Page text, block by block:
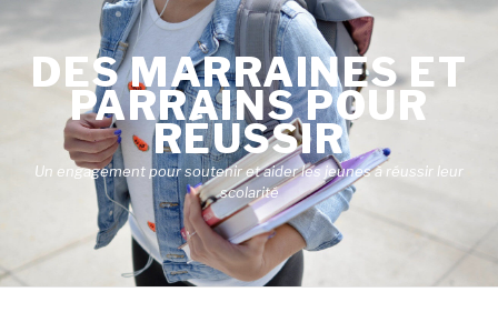
contenuDES MARRAINES ET
PARRAINS POUR
RÉUSSIR
Un engagement pour soutenir et aider les jeunes à réussir leur
scolarité